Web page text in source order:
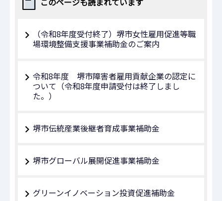
（令和8年度受付終了）堺市女性雇用促進等職
場環境整備支援事業補助金のご案内
令和8年度 堺市障害者雇用貢献企業の認定に
ついて（令和8年度申請受付は終了しまし
た。）
堺市伝統産業後継者育成事業補助金
堺市グローバル展開促進事業補助金
グリーンイノベーション投資促進補助金